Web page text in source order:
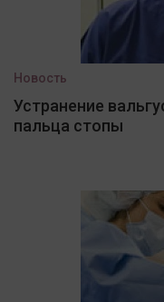
Новость
Устранение
пальца стопы